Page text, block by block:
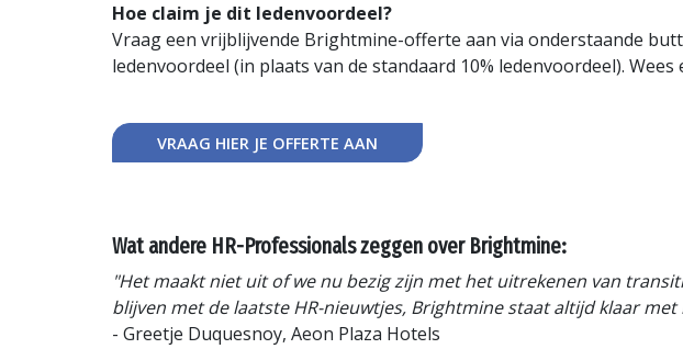
Hoe claim je dit ledenvoordeel?
Vraag een vrijblijvende Brightmine-offerte aan via onderstaande
ledenvoordeel (in plaats van de standaard 10% ledenvoordeel). Wees
VRAAG HIER JE OFFERTE AAN
Wat andere HR-Professionals zeggen over Brightmine:
"Het maakt niet uit of we nu bezig zijn met het uitrekenen van
blijven met de laatste HR-nieuwtjes, Brightmine staat altijd klaar
- Greetje Duquesnoy, Aeon Plaza Hotels